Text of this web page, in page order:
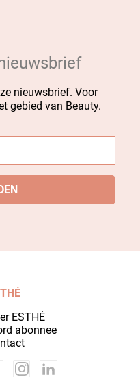
nieuwsbrief. Voor
gebied van Beauty.
ESTHÉ
abonnee